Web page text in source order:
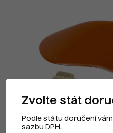
Zvolte stát
Podle státu doručení
sazbu DPH.